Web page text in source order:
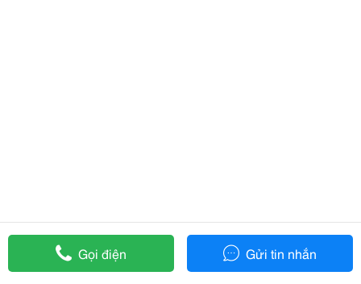
Gọi điện Gửi tin nhắn